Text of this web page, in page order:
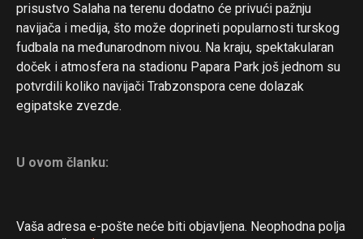
prisustvo Salaha na terenu dodatno će privući pažnju
navijača i medija, što može doprineti popularnosti turskog
fudbala na međunarodnom nivou. Na kraju, spektakularan
doček i atmosfera na stadionu Papara Park još jednom su
potvrdili koliko navijači Trabzonspora cene dolazak
egipatske zvezde.
U ovom članku:
Vaša adresa e-pošte neće biti objavljena. Neophodna polja